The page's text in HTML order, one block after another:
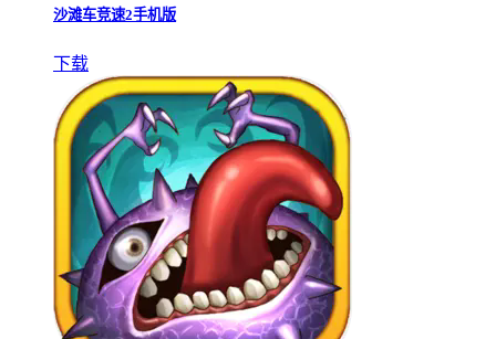
沙滩车竞速2手机版
下载